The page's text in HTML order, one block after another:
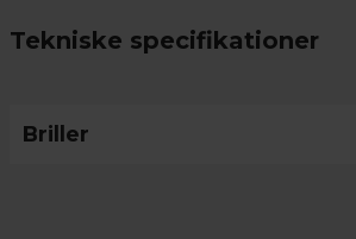
Tekniske specifikationer
Briller